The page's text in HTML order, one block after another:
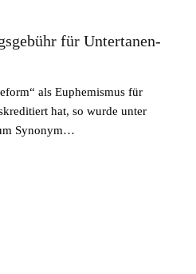
für Untertanen-
als Euphemismus für
hat, so wurde unter
Synonym…